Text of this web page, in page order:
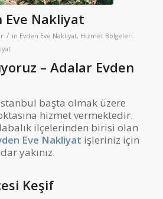
Eve Nakliyat
/ in Evden Eve Nakliyat, Hizmet Bölgeleri
– Adalar Evden
başta olmak üzere
hizmet vermektedir.
ilçelerinden birisi olan
Eve Nakliyat işleriniz için
yakınız.
Keşif